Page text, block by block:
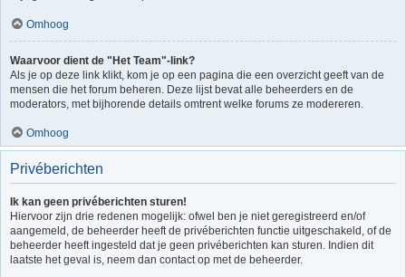
Omhoog
Waarvoor dient de "Het Team"-link?
Als je op deze link klikt, kom je op een pagina die een overzicht geeft van de
mensen die het forum beheren. Deze lijst bevat alle beheerders en de
moderators, met bijhorende details omtrent welke forums ze modereren.
Omhoog
Privéberichten
Ik kan geen privéberichten sturen!
Hiervoor zijn drie redenen mogelijk: ofwel ben je niet geregistreerd en/of
aangemeld, de beheerder heeft de privéberichten functie uitgeschakeld, of de
beheerder heeft ingesteld dat je geen privéberichten kan sturen. Indien dit
laatste het geval is, neem dan contact op met de beheerder.